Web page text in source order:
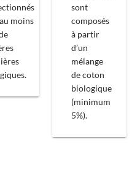
moins
sont
composés
à partir
d’un
mélange
de coton
biologique
(minimum
5%).